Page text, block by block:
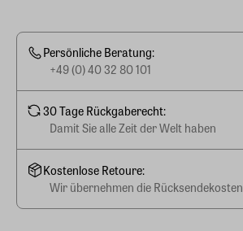
Persönliche Beratung:
+49 (0) 40 32 80 101
30 Tage Rückgaberecht:
Damit Sie alle Zeit der Welt haben
Kostenlose Retoure:
Wir übernehmen die Rücksendekosten